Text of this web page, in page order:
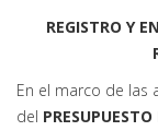
REGISTRO Y
En el marco de las
del